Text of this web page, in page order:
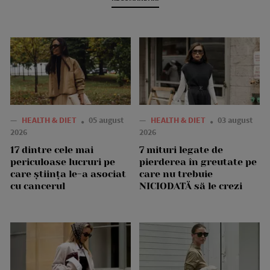
— HEALTH & DIET
05 august
2026
17 dintre cele mai
periculoase lucruri pe
care știința le-a asociat
cu cancerul
— HEALTH & DIET
03 august
2026
7 mituri legate de
pierderea în greutate pe
care nu trebuie
NICIODATĂ să le crezi